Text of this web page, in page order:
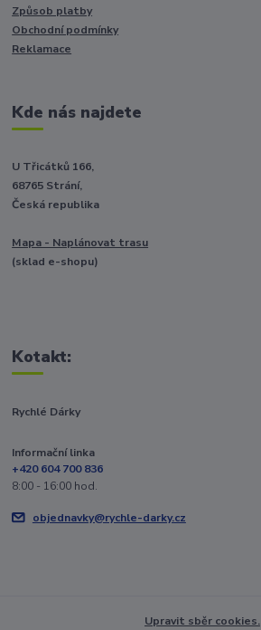
Způsob platby
Obchodní podmínky
Reklamace
Kde nás najdete
U Třicátků 166,
68765 Strání,
Česká republika
Mapa - Naplánovat trasu
(sklad e-shopu)
Kotakt:
Rychlé Dárky
Informační linka
+420 604 700 836
8:00 - 16:00 hod.
objednavky@rychle-darky.cz
Upravit sběr cookies.